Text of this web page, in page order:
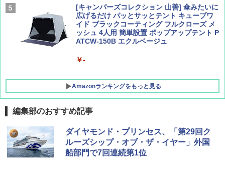
[キャンパーズコレクション 山善] 傘みたいに
広げるだけ パッとサッとテント キューブワ
イド ブラックコーティング フルクローズ メ
ッシュ 4人用 簡単設置 ポップアップテント P
ATCW-150B エクルベージュ
￥-
Amazonランキングをもっと見る
DEWEL パラソル 大型 ビーチ アウトドアパ
ラソル ガーデン サイトシート付 折りたたみ
防水 UVカット 4段階高さ調整 軽量 収納袋付
き
編集部のおすすめ記事
ダイヤモンド・プリンセス、「第29回ク
ルーズシップ・オブ・ザ・イヤー」外国
船部門で7回連続第1位